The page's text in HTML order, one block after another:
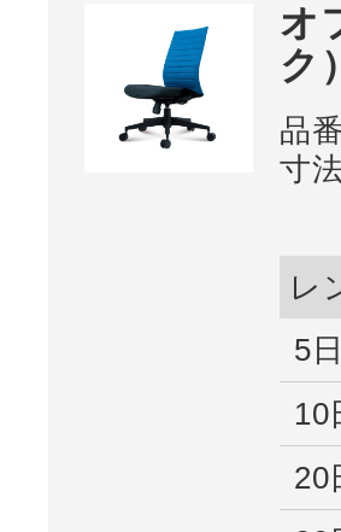
オ
ク
品番
寸法
レ
5
10
20